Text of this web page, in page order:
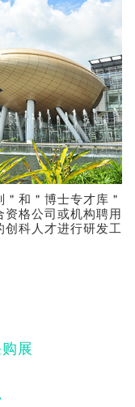
和＂博士专才库＂
格公司或机构聘用
创科人才进行研发工
展